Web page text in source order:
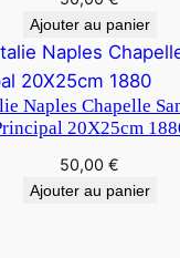
Ajouter au panier
Naples Chapelle
20X25cm
50,00 €
Ajouter au panier